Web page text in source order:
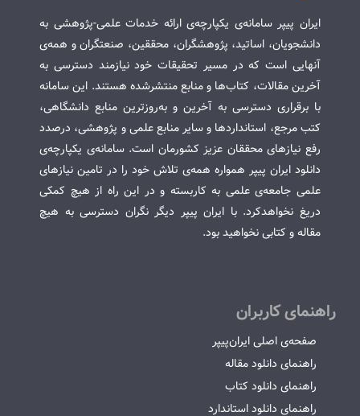
ایران پیپر سامانه‌ی یکپارچه‌ی ارائه خدمات علمی-پژوهشی به
دانشجویان، اساتید، پژوهشگران، محققین، صنعتگران و همه‌ی
آنهایی است که در مسیر تحقیقات خود نیازمند دسترسی به
آخرین مقالات، کتاب‌ها و منابع منتشرشده هستند. این سامانه
با برقراری دسترسی به آخرین و به‌روزترین منابع دانشگاهی،
کتب مرجع، استانداردها و سایر منابع علمی و پژوهشی، درصدد
رفع نیازهای محققان عزیز کشورمان است. سامانه‌ی یکپارچه‌ی
دانلود ایران پیپر همواره همه‌ی تلاش خود را در تامین نیازهای
علمی جامعه‌ی علمی به کاربسته و در این راه از هیچ کمکی
دریغ نخواهدکرد. با ایران پیپر دیگر نگران دسترسی به هیچ
مقاله و کتابی نخواهید بود.
راهنمای کاربران
صفحه‌ی اصلی ایران‌پیپر
راهنمای دانلود مقاله
راهنمای دانلود کتاب
راهنمای دانلود استاندارد